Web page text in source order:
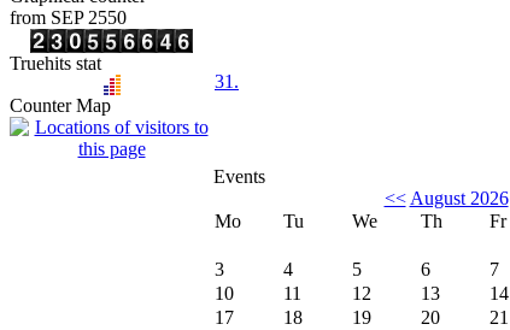
from SEP 2550
Truehits stat
Counter Map
31.
Events
<< August 2026
Mo
Tu We Th Fr
3
4 5 6 7
10
11 12 13 14
17
18 19 20 21